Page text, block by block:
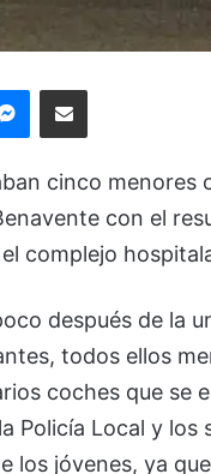
Messenger
Compartir via Email
cinco
con el
complejo
después de la
todos ellos
coches que se
Policía Local y
los jóvenes, ya